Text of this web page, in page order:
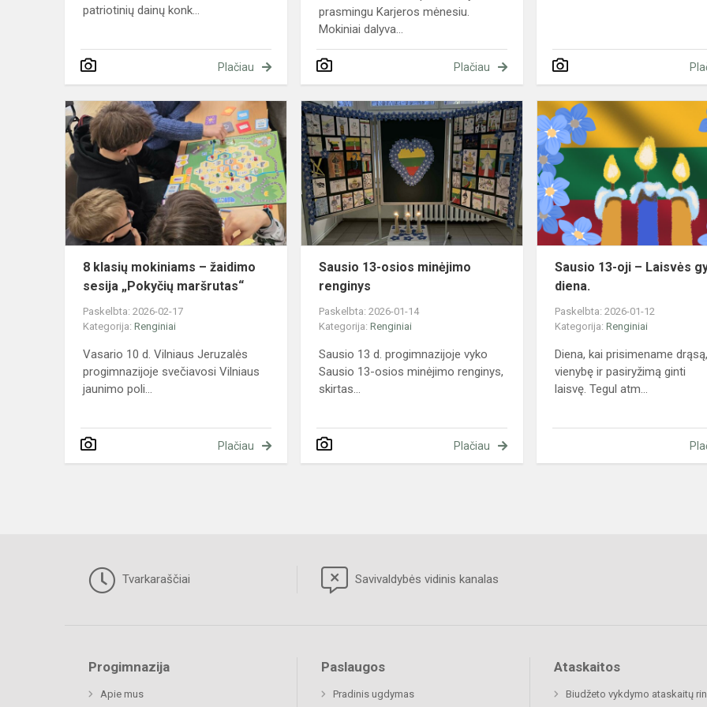
patriotinių dainų konk...
Plačiau
prasmingu Karjeros mėnesiu.
Mokiniai dalyva...
Plačiau
klasių
mokiniams
–
žaidimo
sesija
„Pokyčių
maršrutas“
8 klasių mokiniams – žaidimo
sesija „Pokyčių maršrutas“
Paskelbta: 2026-02-17
Kategorija: Renginiai
Vasario 10 d. Vilniaus Jeruzalės
progimnazijoje svečiavosi Vilniaus
jaunimo poli...
Plačiau
Sausio
13-
osios
minėjimo
renginys
Sausio 13-osios minėjimo
renginys
Paskelbta: 2026-01-14
Kategorija:Renginiai
Sausio 13 d. progimnazijoje vyko
Sausio 13-osios minėjimo renginys,
skirtas...
Plačiau
Sausio 13-oji – Laisvės
diena.
Paskelbta: 2026-01-12
Kategorija:Renginiai
Diena, kai prisimename drąsą,
vienybę ir pasiryžimą ginti
laisvę. Tegul atm...
Tvarkaraščiai Savivaldybės vidinis kanalas
Progimnazija
Apie mus
Paslaugos
Pradinis ugdymas
Ataskaitos
Biudžeto vykdymo ataskaitų